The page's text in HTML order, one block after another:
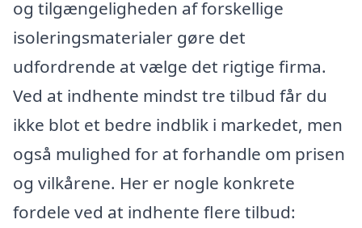
og tilgængeligheden af forskellige
isoleringsmaterialer gøre det
udfordrende at vælge det rigtige firma.
Ved at indhente mindst tre tilbud får du
ikke blot et bedre indblik i markedet, men
også mulighed for at forhandle om prisen
og vilkårene. Her er nogle konkrete
fordele ved at indhente flere tilbud: